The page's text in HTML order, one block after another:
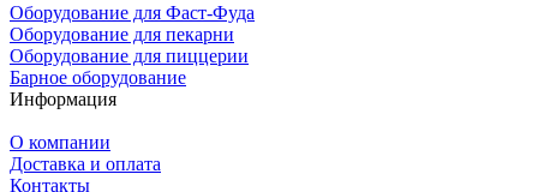
Оборудование для Фаст-Фуда
Оборудование для пекарни
Оборудование для пиццерии
Барное оборудование
Информация
О компании
Доставка и оплата
Контакты